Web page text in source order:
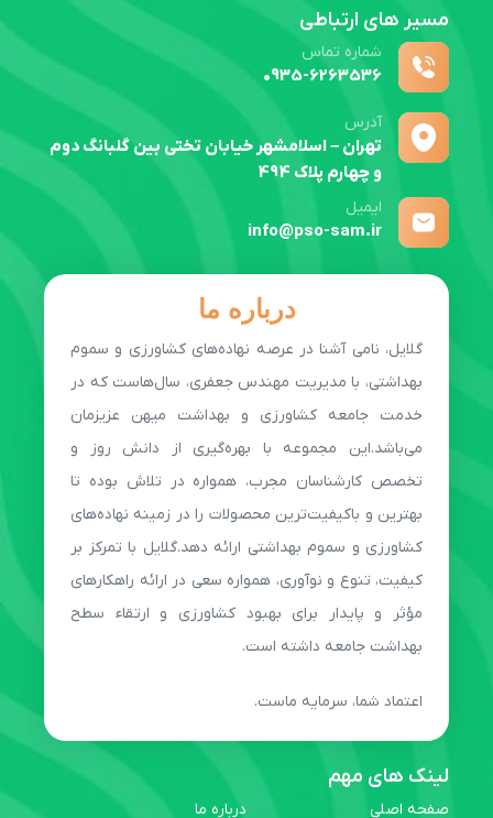
لینک های مهم
صفحه اصلی درباره ما
درباره ما
گلایل، نامی آشنا در عرصه نهاده‌های کشاورزی و سموم
بهداشتی، با مدیریت مهندس جعفری، سال‌هاست که در
خدمت جامعه کشاورزی و بهداشت میهن عزیزمان
می‌باشد.این مجموعه با بهره‌گیری از دانش روز و
تخصص کارشناسان مجرب، همواره در تلاش بوده تا
بهترین و باکیفیت‌ترین محصولات را در زمینه نهاده‌های
کشاورزی و سموم بهداشتی ارائه دهد.گلایل با تمرکز بر
کیفیت، تنوع و نوآوری، همواره سعی در ارائه راهکارهای
مؤثر و پایدار برای بهبود کشاورزی و ارتقاء سطح
بهداشت جامعه داشته است.
اعتماد شما، سرمایه ماست.
مسیر های ارتباطی
شماره تماس
0935-6263536
آدرس
تهران – اسلامشهر خیابان تختی بین گلبانگ دوم
و چهارم پلاک 494
ایمیل
info@pso-sam.ir